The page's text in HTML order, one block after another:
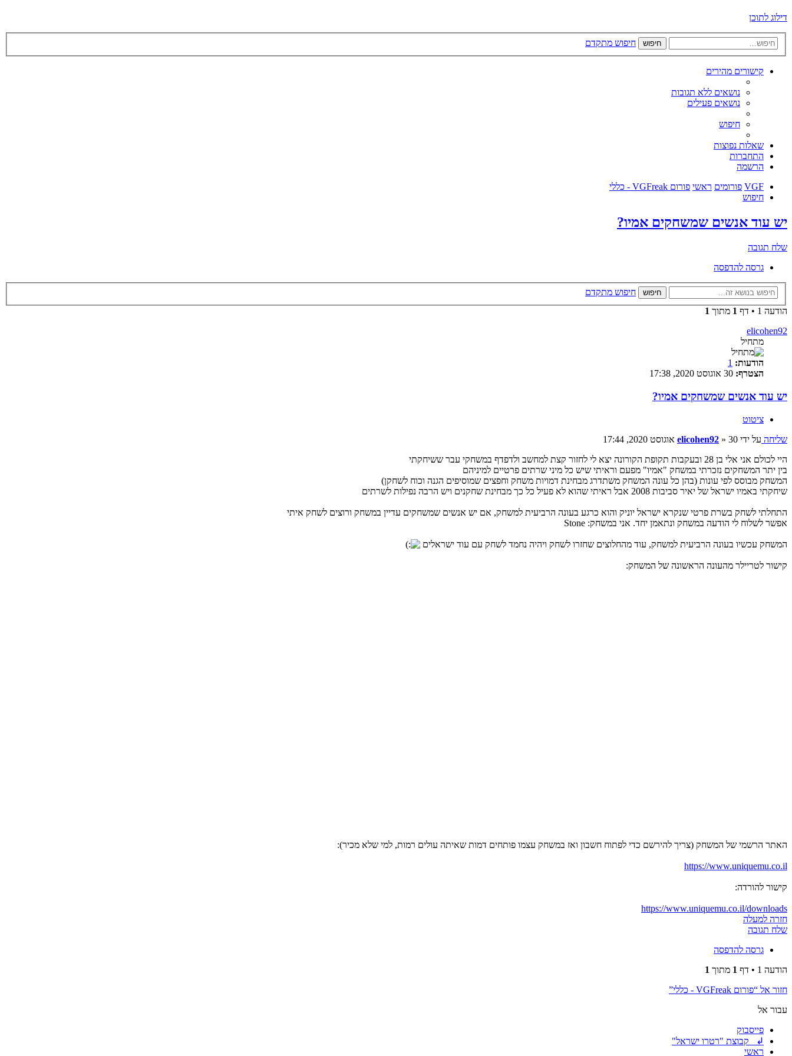
דילוג לתוכן
חיפוש חיפוש מתקדם
קישורים מהירים
נושאים ללא תגובות
נושאים פעילים
חיפוש
שאלות נפוצות
התחברות
הרשמה
VGF פורומים ראשי פורום VGFreak - כללי
חיפוש
יש עוד אנשים שמשחקים אמיו?
שלח תגובה
גרסה להדפסה
חיפוש
חיפוש מתקדם
הודעה 1 • דף
1 מתוך 1
elicohen92
מתחיל
הודעות: 1
הצטרף:
יש עוד אנשים שמשחקים אמיו?
ציטוט
שליחה על ידי elicohen92 » 30 אוגוסט 2020, 17:44
היי לכולם אני אלי בן 28 ובעקבות תקופת הקורונה יצא לי לחזור קצת למחשב ולדפדף במשחקי עבר ששיחקתי
בין יתר המשחקים נזכרתי במשחק "אמיו" מפעם וראיתי שיש כל מיני שרתים פרטיים למיניהם
המשחק מבוסס לפי עונות (בהן כל עונה המשחק משתדרג מבחינת דמויות משחק וחפצים שמוסיפים הגנה וכוח לשחקן)
שיחקתי באמיו ישראל של יאיר סביבות 2008 אבל ראיתי שהוא לא פעיל כל כך מבחינת שחקנים ויש הרבה נפילות לשרתים
התחלתי לשחק בשרת פרטי שנקרא ישראל יוניק והוא כרגע בעונה הרביעית למשחק, אם יש אנשים שמשחקים עדיין במשחק ורוצים לשחק איתי
אפשר לשלוח לי הודעה במשחק ונתאמן יחד. אני במשחק: Stone
המשחק עכשיו בעונה הרביעית למשחק, עוד מהחלוצים שחזרו לשחק ויהיה נחמד לשחק עם עוד ישראלים
קישור לטריילר מהעונה הראשונה של המשחק:
האתר הרשמי של המשחק (צריך להירשם כדי לפתוח חשבון ואז במשחק עצמו פותחים דמות שאיתה עולים רמות, למי שלא מכיר):
https://www.uniquemu.co.il
קישור להורדה:
https://www.uniquemu.co.il/downloads
חזרה למעלה
שלח תגובה
גרסה להדפסה
הודעה 1 • דף
1 מתוך 1
חזור אל “פורום VGFreak - כללי”
עבור אל
פייסבוק
↲ קבוצת "רטרו ישראל"
ראשי